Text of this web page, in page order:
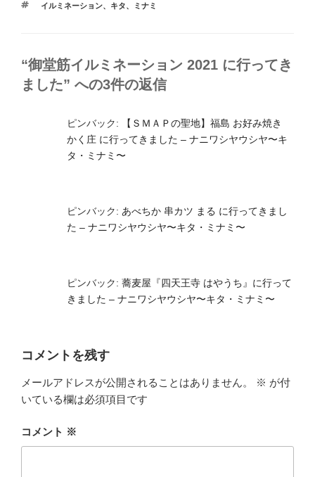
ゴ
タ
イルミネーション、 キタ、 ミナミ
“御堂筋イルミネーション 2021 に行ってき
ました” への3件の返信
ピンバック:
【ＳＭＡＰの聖地】福島 お好み焼き
かく庄 に行ってきました – ナニワシヤウシヤ〜キ
タ・ミナミ〜
ピンバック: あべちか 串カツ まる に行ってきまし
た – ナニワシヤウシヤ〜キタ・ミナミ〜
ピンバック: 蕎麦屋『四天王寺 はやうち』に行って
きました – ナニワシヤウシヤ〜キタ・ミナミ〜
コメントを残す
メールアドレスが公開されることはありません。 ※ が付
いている欄は必須項目です
コメント ※